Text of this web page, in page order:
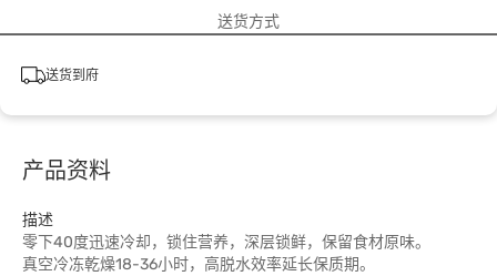
送货方式
送货到府
产品资料
描述
零下40度迅速冷却，锁住营养，深层锁鲜，保留食材原味。
真空冷冻乾燥18-36小时，高脱水效率延长保质期。